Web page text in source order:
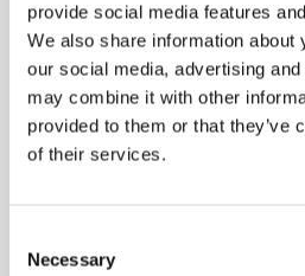
provide social media features
We also share information about
our social media, advertising
may combine it with other
provided to them or that they’ve
of their services.
Selection
Necessary
gereedschap van onze
Daarmee regelen we de
dat ze zo energiezuinig
en certificeren gebeurt
onafhankelijk inspectiebureau.